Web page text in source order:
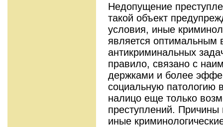
Недопущение
такой объект
условия, иные
является оптимальным
антикриминальных
правило, связано с
держками и более
социальную патологию
налицо еще только
преступлений. Причины
иные